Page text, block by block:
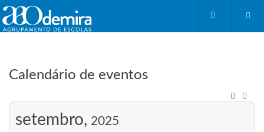
Calendário de eventos
setembro, 2025